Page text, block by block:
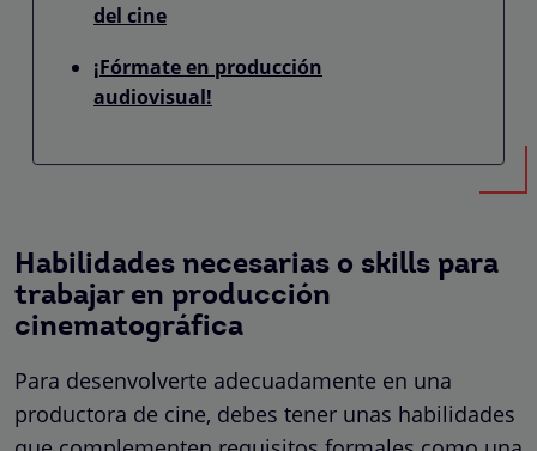
del cine
¡Fórmate en producción
audiovisual!
Habilidades necesarias o skills para
trabajar en producción
cinematográfica
Para desenvolverte adecuadamente en una
productora de cine, debes tener unas habilidades